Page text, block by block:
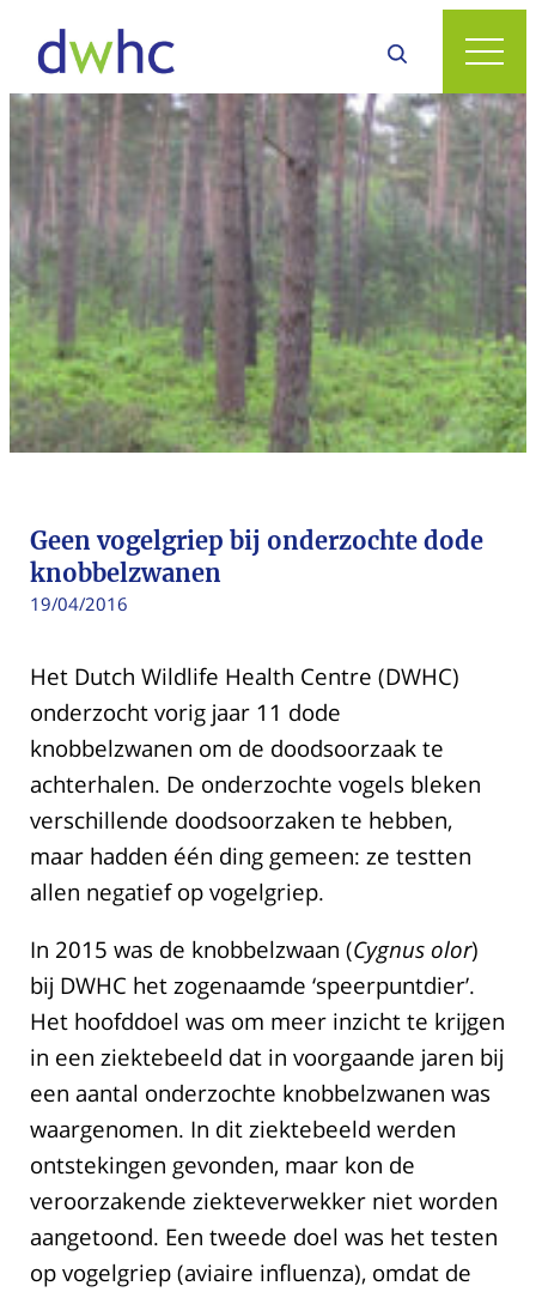
Geen vogelgriep bij onderzochte dode
knobbelzwanen
19/04/2016
Het Dutch Wildlife Health Centre (DWHC)
onderzocht vorig jaar 11 dode
knobbelzwanen om de doodsoorzaak te
achterhalen. De onderzochte vogels bleken
verschillende doodsoorzaken te hebben,
maar hadden één ding gemeen: ze testten
allen negatief op vogelgriep.
In 2015 was de knobbelzwaan (Cygnus olor)
bij DWHC het zogenaamde ‘speerpuntdier’.
Het hoofddoel was om meer inzicht te krijgen
in een ziektebeeld dat in voorgaande jaren bij
een aantal onderzochte knobbelzwanen was
waargenomen. In dit ziektebeeld werden
ontstekingen gevonden, maar kon de
veroorzakende ziekteverwekker niet worden
aangetoond. Een tweede doel was het testen
op vogelgriep (aviaire influenza), omdat de